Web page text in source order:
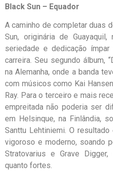
Black Sun – Equador
A caminho de completar duas
Sun, originária de Guayaquil,
seriedade e dedicação
carreira. Seu segundo álbum,
na Alemanha, onde a banda
com músicos como Kai
Ray. Para o terceiro e mais
empreitada não poderia ser
em Helsinque, na Finlândia,
Santtu Lehtiniemi. O
vigoroso e moderno, soando
Stratovarius e Grave
quanto fortes.